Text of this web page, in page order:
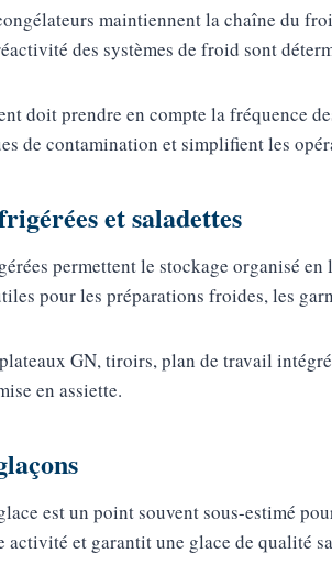
maintiennent la chaîne du
des systèmes de froid sont
doit prendre en compte la fréquence
de contamination et simplifient les
et saladettes
permettent le stockage organisé
pour les préparations froides, les
GN, tiroirs, plan de travail
en assiette.
est un point souvent sous-estimé
activité et garantit une glace de qualité